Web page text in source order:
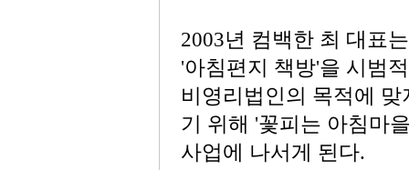
2003년 컴백한 최 대표
'아침편지 책방'을 시범
비영리법인의 목적에
기 위해 '꽃피는 아침마
사업에 나서게 된다.